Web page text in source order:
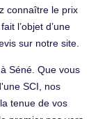
connaître le prix
l’objet d’une
sur notre site.
Séné. Que vous
SCI, nos
tenue de vos